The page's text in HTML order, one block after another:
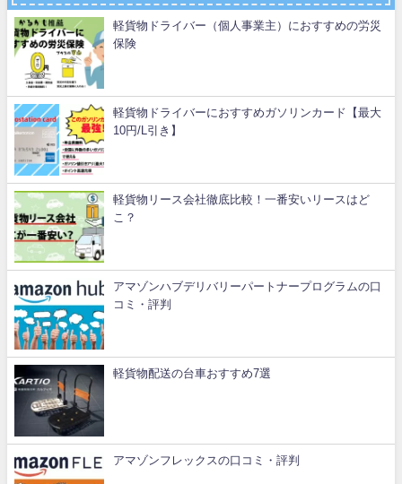
軽貨物ドライバー（個人事業主）におすすめの労災
保険
軽貨物ドライバーにおすすめガソリンカード【最大
10円/L引き】
軽貨物リース会社徹底比較！一番安いリースはど
こ？
アマゾンハブデリバリーパートナープログラムの口
コミ・評判
軽貨物配送の台車おすすめ7選
アマゾンフレックスの口コミ・評判